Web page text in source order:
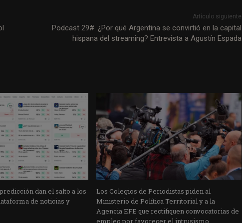
Artículo siguiente
Podcast 29#. ¿Por qué Argentina se convirtió en la capital
hispana del streaming? Entrevista a Agustín Espada
dan el salto a los
de noticias y
Los Colegios de Periodistas piden al
Ministerio de Política Territorial y a la
Agencia EFE que rectifiquen convocatorias de
empleo por favorecer el intrusismo